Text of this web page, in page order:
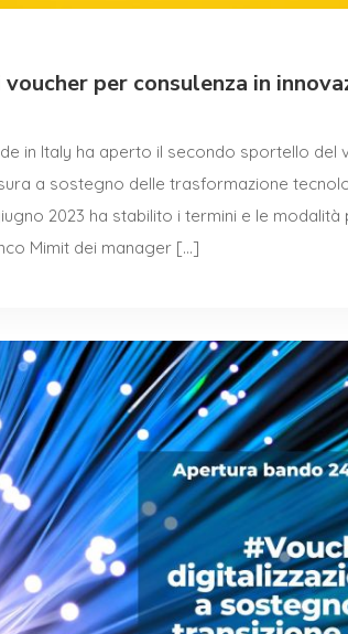
per consulenza in
in Italy ha aperto il secondo sportello del
a sostegno delle trasformazione
2023 ha stabilito i termini e le
Mimit dei manager […]